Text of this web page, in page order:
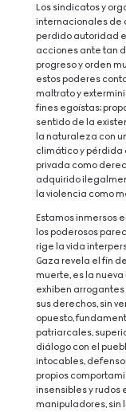
Los sindicatos y
internacionales de
perdido autoridad
acciones ante tan
progreso y orden
estos poderes
maltrato y
fines egoístas;
sentido de la
la naturaleza con
climático y pérdida
privada como
adquirido
la violencia como
Estamos inmersos
los poderosos
rige la vida
Gaza revela el fin
muerte, es la
exhiben
sus derechos, sin
opuesto,
patriarcales,
diálogo con el
intocables,
propios
insensibles y rudos
manipuladores,